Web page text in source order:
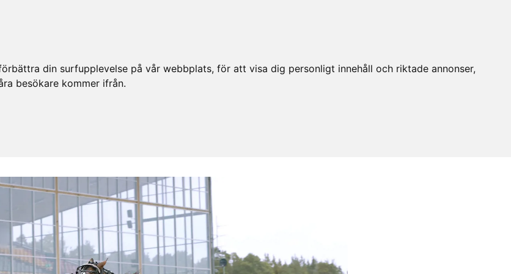
din surfupplevelse på vår webbplats, för att visa dig personligt innehåll och riktade annonser,
besökare kommer ifrån.